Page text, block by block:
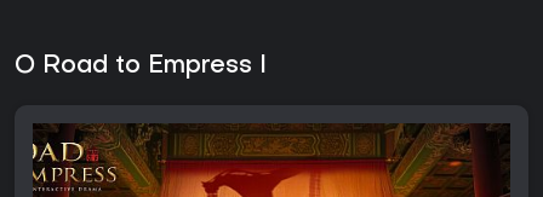
O Road to Empress I